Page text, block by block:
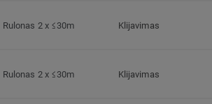
Rulonas 2 x ≤30m Klijavimas
Rulonas 2 x ≤30m Klijavimas